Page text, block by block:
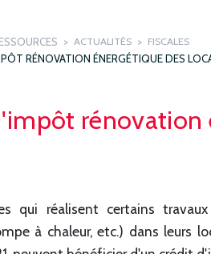
ACTUALITÉS FISCALES
rénovation
qui réalisent certains
à chaleur, etc.) dans leurs